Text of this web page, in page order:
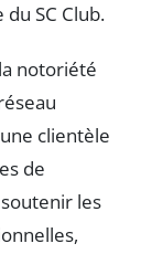
SC Club.
notoriété
clientèle
de
les